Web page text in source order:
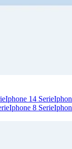
Iphone 14 Serie
Iphone 8 Serie